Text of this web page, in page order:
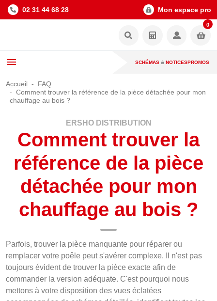
02 31 44 68 28 Mon espace pro
0
SCHÉMAS & NOTICESPROMOS
Accueil
FAQ
Comment trouver la référence de la pièce détachée pour mon
chauffage au bois ?
ERSHO DISTRIBUTION
Comment trouver la
référence de la pièce
détachée pour mon
chauffage au bois ?
Parfois, trouver la pièce manquante pour réparer ou
remplacer votre poêle peut s'avérer complexe. Il n'est pas
toujours évident de trouver la pièce exacte afin de
commander la version adéquate. C'est pourquoi nous
mettons à votre disposition des vues éclatées